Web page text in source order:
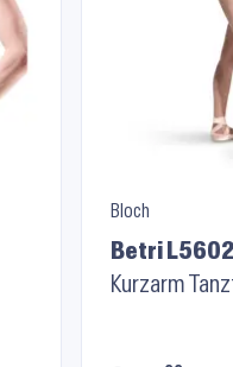
Bloch
Betri
Kurzarm